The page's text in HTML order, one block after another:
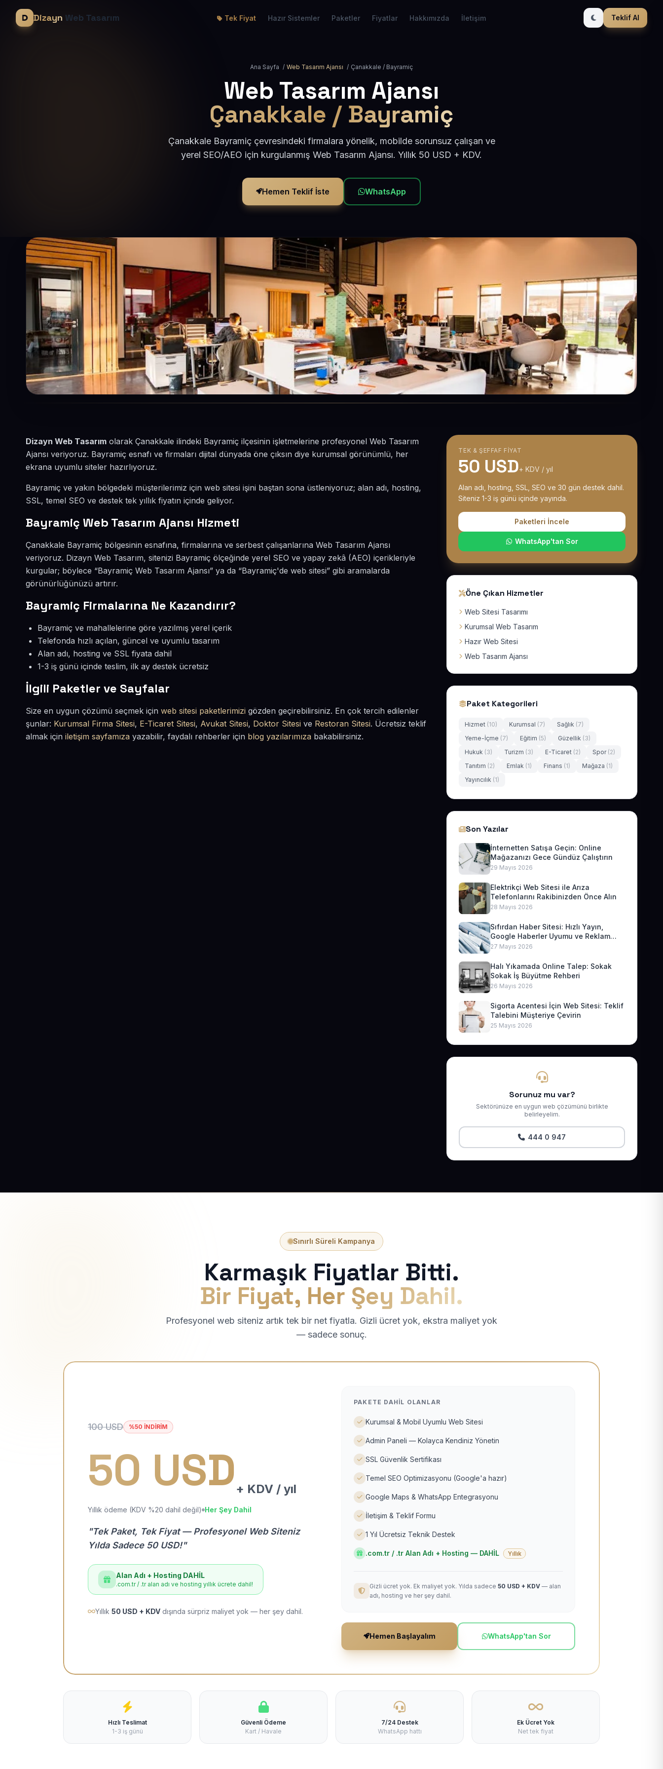
Dizayn Web Tasarım Tek Fiyat Hazır Sistemler Paketler Fiyatlar Hakkımızda İletişim Teklif Al
Ana Sayfa / Web Tasarım Ajansı / Çanakkale / Bayramiç
Web Tasarım Ajansı
Çanakkale / Bayramiç
Çanakkale Bayramiç çevresindeki firmalara yönelik, mobilde sorunsuz çalışan ve
yerel SEO/AEO için kurgulanmış Web Tasarım Ajansı. Yıllık 50 USD + KDV.
Hemen Teklif İste WhatsApp
Dizayn Web Tasarım olarak Çanakkale ilindeki Bayramiç ilçesinin işletmelerine profesyonel Web Tasarım
Ajansı veriyoruz. Bayramiç esnafı ve firmaları dijital dünyada öne çıksın diye kurumsal görünümlü, her
ekrana uyumlu siteler hazırlıyoruz.
Bayramiç ve yakın bölgedeki müşterilerimiz için web sitesi işini baştan sona üstleniyoruz; alan adı, hosting,
SSL, temel SEO ve destek tek yıllık fiyatın içinde geliyor.
Bayramiç Web Tasarım Ajansı Hizmeti
Çanakkale Bayramiç bölgesinin esnafına, firmalarına ve serbest çalışanlarına Web Tasarım Ajansı
veriyoruz. Dizayn Web Tasarım, sitenizi Bayramiç ölçeğinde yerel SEO ve yapay zekâ (AEO) içerikleriyle
kurgular; böylece “Bayramiç Web Tasarım Ajansı” ya da “Bayramiç'de web sitesi” gibi aramalarda
görünürlüğünüzü artırır.
Bayramiç Firmalarına Ne Kazandırır?
Bayramiç ve mahallelerine göre yazılmış yerel içerik
Telefonda hızlı açılan, güncel ve uyumlu tasarım
Alan adı, hosting ve SSL fiyata dahil
1-3 iş günü içinde teslim, ilk ay destek ücretsiz
İlgili Paketler ve Sayfalar
Size en uygun çözümü seçmek için web sitesi paketlerimizi gözden geçirebilirsiniz. En çok tercih edilenler
şunlar: Kurumsal Firma Sitesi, E-Ticaret Sitesi, Avukat Sitesi, Doktor Sitesi ve Restoran Sitesi. Ücretsiz teklif
almak için iletişim sayfamıza yazabilir, faydalı rehberler için blog yazılarımıza bakabilirsiniz.
TEK & ŞEFFAF FIYAT
50 USD+ KDV / yıl
Alan adı, hosting, SSL, SEO ve 30 gün destek dahil.
Siteniz 1-3 iş günü içinde yayında.
Paketleri İncele
WhatsApp'tan Sor
Öne Çıkan Hizmetler
Web Sitesi Tasarımı
Kurumsal Web Tasarım
Hazır Web Sitesi
Web Tasarım Ajansı
Paket Kategorileri
Hizmet (10) Kurumsal (7) Sağlık (7)
Yeme-İçme (7) Eğitim (5) Güzellik (3)
Hukuk (3) Turizm (3) E-Ticaret (2) Spor (2)
Tanıtım (2) Emlak (1) Finans (1) Mağaza (1)
Yayıncılık (1)
Son Yazılar
İnternetten Satışa Geçin: Online
Mağazanızı Gece Gündüz Çalıştırın
29 Mayıs 2026
Elektrikçi Web Sitesi ile Arıza
Telefonlarını Rakibinizden Önce Alın
28 Mayıs 2026
Sıfırdan Haber Sitesi: Hızlı Yayın,
Google Haberler Uyumu ve Reklam
Geliri
27 Mayıs 2026
Halı Yıkamada Online Talep: Sokak
Sokak İş Büyütme Rehberi
26 Mayıs 2026
Sigorta Acentesi İçin Web Sitesi: Teklif
Talebini Müşteriye Çevirin
25 Mayıs 2026
Sorunuz mu var?
Sektörünüze en uygun web çözümünü birlikte
belirleyelim.
444 0 947
Sınırlı Süreli Kampanya
Karmaşık Fiyatlar Bitti.
Bir Fiyat, Her Şey Dahil.
Profesyonel web siteniz artık tek bir net fiyatla. Gizli ücret yok, ekstra maliyet yok
— sadece sonuç.
100 USD %50 İNDİRİM
50 USD + KDV / yıl
Yıllık ödeme (KDV %20 dahil değil) Her Şey Dahil
"Tek Paket, Tek Fiyat — Profesyonel Web Siteniz
Yılda Sadece 50 USD!"
Alan Adı + Hosting DAHİL
.com.tr / .tr alan adı ve hosting yıllık ücrete dahil!
Yıllık 50 USD + KDV dışında sürpriz maliyet yok — her şey dahil.
PAKETE DAHIL OLANLAR
Kurumsal & Mobil Uyumlu Web Sitesi
Admin Paneli — Kolayca Kendiniz Yönetin
SSL Güvenlik Sertifikası
Temel SEO Optimizasyonu (Google'a hazır)
Google Maps & WhatsApp Entegrasyonu
İletişim & Teklif Formu
1 Yıl Ücretsiz Teknik Destek
.com.tr / .tr Alan Adı + Hosting — DAHİL Yıllık
Gizli ücret yok. Ek maliyet yok. Yılda sadece 50 USD + KDV — alan
adı, hosting ve her şey dahil.
Hemen Başlayalım WhatsApp'tan Sor
Hızlı Teslimat
1-3 iş günü
Güvenli Ödeme
Kart / Havale
7/24 Destek
WhatsApp hattı
Ek Ücret Yok
Net tek fiyat